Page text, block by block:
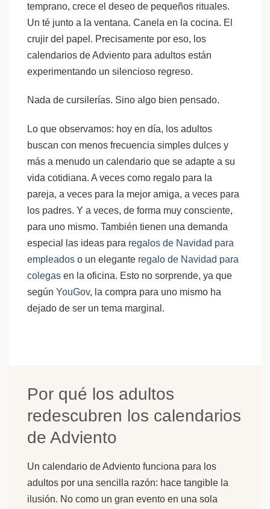
temprano, crece el deseo de pequeños rituales.
Un té junto a la ventana. Canela en la cocina. El
crujir del papel. Precisamente por eso, los
calendarios de Adviento para adultos están
experimentando un silencioso regreso.
Nada de cursilerías. Sino algo bien pensado.
Lo que observamos: hoy en día, los adultos
buscan con menos frecuencia simples dulces y
más a menudo un calendario que se adapte a su
vida cotidiana. A veces como regalo para la
pareja, a veces para la mejor amiga, a veces para
los padres. Y a veces, de forma muy consciente,
para uno mismo. También tienen una demanda
especial las ideas para regalos de Navidad para
empleados o un elegante regalo de Navidad para
colegas en la oficina. Esto no sorprende, ya que
según YouGov, la compra para uno mismo ha
dejado de ser un tema marginal.
Por qué los adultos
redescubren los calendarios
de Adviento
Un calendario de Adviento funciona para los
adultos por una sencilla razón: hace tangible la
ilusión. No como un gran evento en una sola